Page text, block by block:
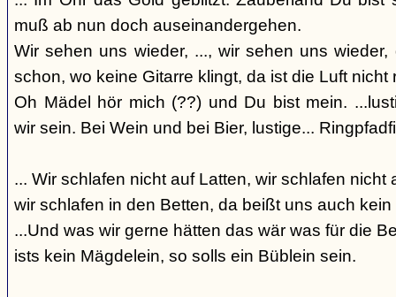
muß ab nun doch auseinandergehen.
Wir sehen uns wieder, ..., wir sehen uns
schon, wo keine Gitarre klingt, da ist die Luft nicht
Oh Mädel hör mich (??) und Du bist mein.
wir sein. Bei Wein und bei Bier, lustige...
... Wir schlafen nicht auf Latten, wir schlafen nicht
wir schlafen in den Betten, da beißt uns auch kein
...Und was wir gerne hätten das wär was für die
ists kein Mägdelein, so solls ein Büblein sein.